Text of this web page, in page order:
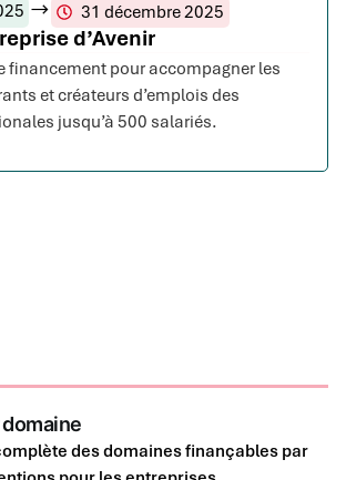
31 décembre 2025
d’Avenir
financement pour accompagner les
et créateurs d’emplois des
jusqu’à 500 salariés.
des domaines finançables par